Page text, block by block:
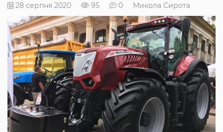
28 серпня 2020 95 0 Микола Сирота